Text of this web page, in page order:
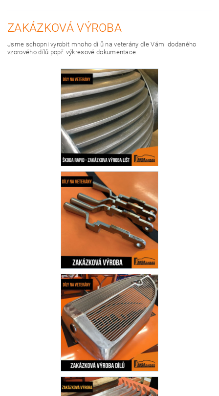
ZAKÁZKOVÁ VÝROBA
Jsme schopni vyrobit mnoho dílů na veterány dle Vámi dodaného
vzorového dílů popř. výkresové dokumentace.